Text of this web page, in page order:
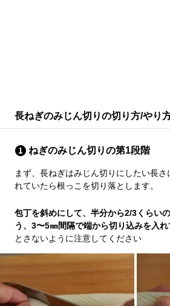
長ねぎのみじん切りの切り方/やり
ねぎのみじん切りの第1段階
まず、長ねぎはみじん切りにしたい長さ
れていたら根っこを切り落とします。
包丁を斜めにして、半分から2/3くらい
う、3〜5㎜間隔で端から切り込みを入
とさないように注意してください